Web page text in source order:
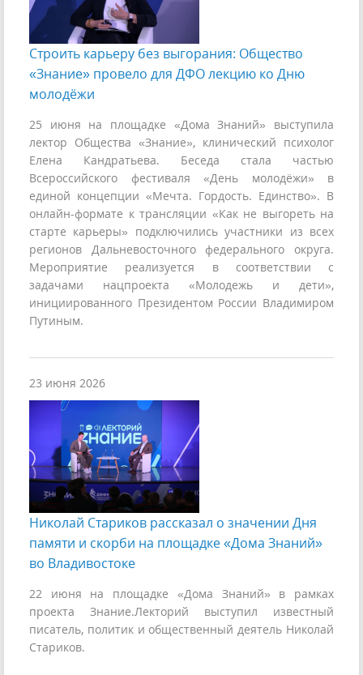
Строить карьеру без выгорания: Общество
«Знание» провело для ДФО лекцию ко Дню
молодёжи
25 июня на площадке «Дома Знаний» выступила
лектор Общества «Знание», клинический психолог
Елена Кандратьева. Беседа стала частью
Всероссийского фестиваля «День молодёжи» в
единой концепции «Мечта. Гордость. Единство». В
онлайн-формате к трансляции «Как не выгореть на
старте карьеры» подключились участники из всех
регионов Дальневосточного федерального округа.
Мероприятие реализуется в соответствии с
задачами нацпроекта «Молодежь и дети»,
инициированного Президентом России Владимиром
Путиным.
23 июня 2026
Николай Стариков рассказал о значении Дня
памяти и скорби на площадке «Дома Знаний»
во Владивостоке
22 июня на площадке «Дома Знаний» в рамках
проекта Знание.Лекторий выступил известный
писатель, политик и общественный деятель Николай
Стариков.